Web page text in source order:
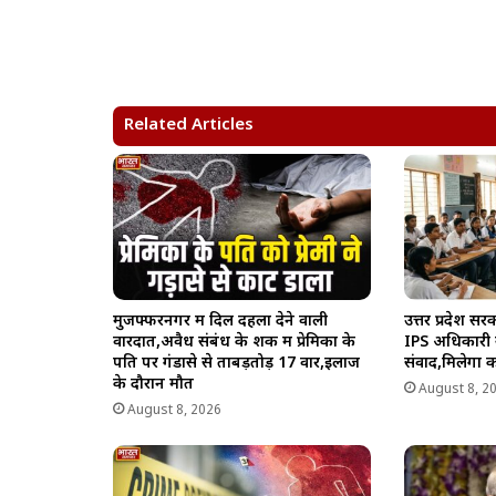
A
p
p
o
o
k
r
a
m
i
k
Related Articles
मुजफ्फरनगर में दिल दहला देने वाली
वारदात,अवैध संबंध के शक में प्रेमिका के
पति पर गंडासे से ताबड़तोड़ 17 वार,इलाज
के दौरान मौत
August 8, 2026
उत्तर प्रदेश
IPS
संवाद,मिलेगा
August 8,